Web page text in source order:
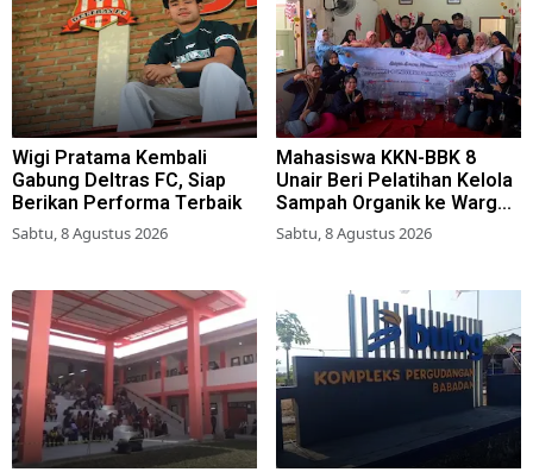
Wigi Pratama Kembali
Gabung Deltras FC, Siap
Berikan Performa Terbaik
Sabtu, 8 Agustus 2026
Mahasiswa KKN-BBK 8
Unair Beri Pelatihan Kelola
Sampah Organik ke Warga
Simokerto Surabaya
Sabtu, 8 Agustus 2026